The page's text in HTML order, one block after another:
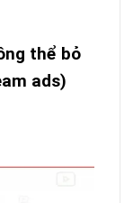
thể bỏ
ads)